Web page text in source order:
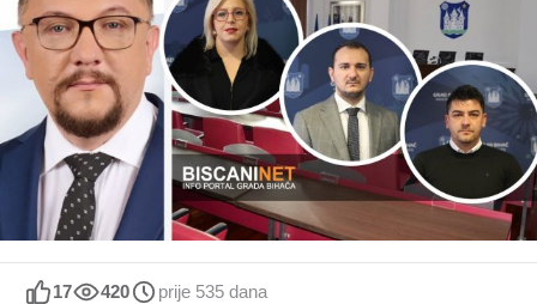
17 420 prije 535 dana